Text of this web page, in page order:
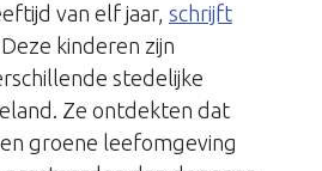
van elf jaar, schrijft
kinderen zijn
stedelijke
Ze ontdekten dat
groene leefomgeving